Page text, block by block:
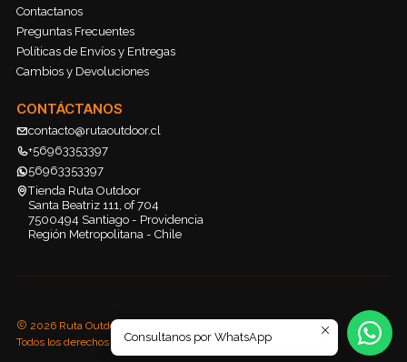
Contactanos
Preguntas Frecuentes
Políticas de Envíos y Entregas
Cambios y Devoluciones
CONTÁCTANOS
contacto@rutaoutdoor.cl
+56963353397
56963353397
Tienda Ruta Outdoor
Santa Beatriz 111, of 704
7500494 Santiago - Providencia
Región Metropolitana - Chile
2026 Ruta Outdoor.
Todos los derechos reservados.Desarrollado por Jumpseller
Consultanos por WhatsApp